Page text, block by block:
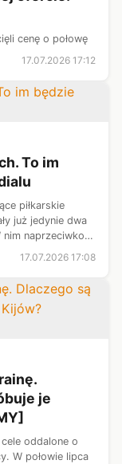
cenę o połowę
17.07.2026 17:12
To im
piłkarskie
już jedynie dwa
naprzeciwko
Spotkanie
17.07.2026 17:08
je
oddalone o
W połowie lipca